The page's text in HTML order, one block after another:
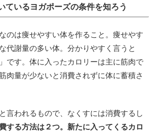
ているヨガポーズの条件を知ろう
のは痩せやすい体を作ること。痩せやす
代謝量の多い体。分かりやすく言うと
です。体に入ったカロリーは主に筋肉で
肉量が少ないと消費されずに体に蓄積さ
言われるもので、なくすには消費するし
する方法は２つ。新たに入ってくるカロ